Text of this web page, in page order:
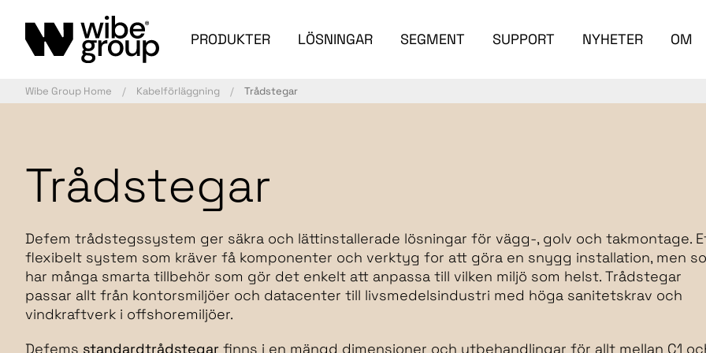
PRODUKTER LÖSNINGAR SEGMENT SUPPORT NYHETER OM
Wibe Group Home Kabelförläggning Trådstegar
Trådstegar
Defem trådstegssystem ger säkra och lättinstallerade lösningar för vägg-, golv och takmontage.
flexibelt system som kräver få komponenter och verktyg for att göra en snygg installation, men
har många smarta tillbehör som gör det enkelt att anpassa till vilken miljö som helst. Trådstegar
passar allt från kontorsmiljöer och datacenter till livsmedelsindustri med höga sanitetskrav och
vindkraftverk i offshoremiljöer.
Defems standardtrådstegar finns i en mängd dimensioner och ytbehandlingar för allt mellan C1